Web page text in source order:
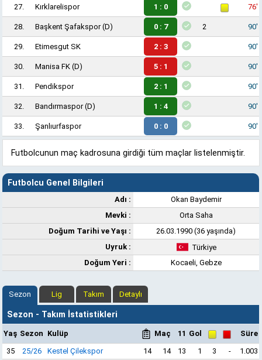
27. Kırklarelispor 1 : 0 76'
28. Başkent Şafakspor(D) 0 : 7 2 90'
29. Etimesgut SK 2 : 3 90'
30. Manisa FK (D) 5 : 1 90'
31. Pendikspor 2 : 1 90'
32. Bandırmaspor(D) 1 : 4 90'
33. Şanlıurfaspor 0 : 0 90'
Futbolcunun maç kadrosuna girdiği tüm maçlar listelenmiştir.
Futbolcu Genel Bilgileri
Adı :
Okan Baydemir
Mevki :
Orta Saha
Doğum Tarihi ve Yaşı :
26.03.1990 (36 yaşında)
Uyruk :
Türkiye
Doğum Yeri :
Kocaeli, Gebze
Sezon Lig Takım Detaylı
Sezon - Takım İstatistikleri
Yaş Sezon Kulüp Maç 11 Gol
Süre
35
25/26 Kestel Çilekspor 14 14 13 1 3 -
1.003